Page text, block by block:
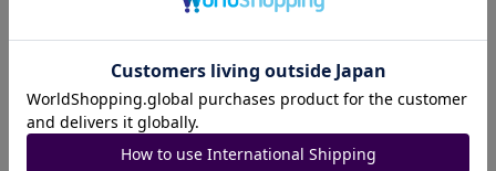
ク、一般書留のいずれかで行います。基本的には
発送方法の指定は対応しておりませんので、あら
かじめご了承ください。
発送目安は5〜7日になっておりますが、平日の営
業日に発送業務を行っておりますので、実際は発